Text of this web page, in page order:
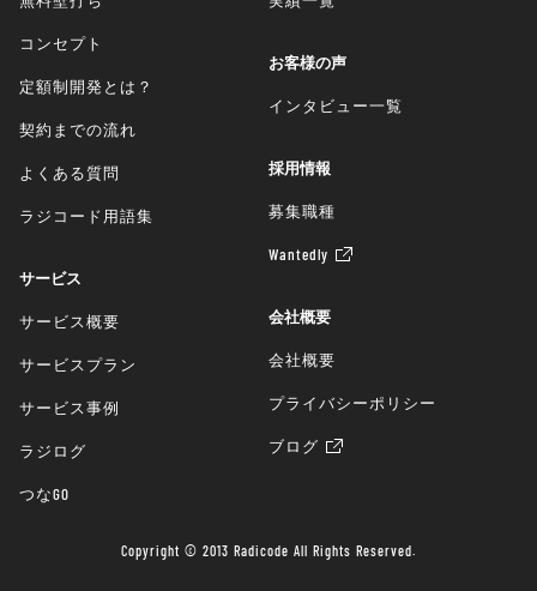
コンセプト
定額制開発とは？
契約までの流れ
よくある質問
ラジコード用語集
サービス
サービス概要
サービスプラン
サービス事例
ラジログ
つなGO
お客様の声
インタビュー一覧
採用情報
募集職種
Wantedly
会社概要
会社概要
プライバシーポリシー
ブログ
Copyright © 2013 Radicode All Rights Reserved.